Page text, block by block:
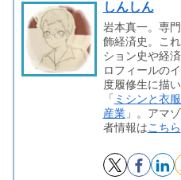
しんしん
岩本真一。専
飾経済史。こ
ション史や経
ロフィールの
度履修生に描
「 ミシンと衣
産業」。アマ
者情報はこちら